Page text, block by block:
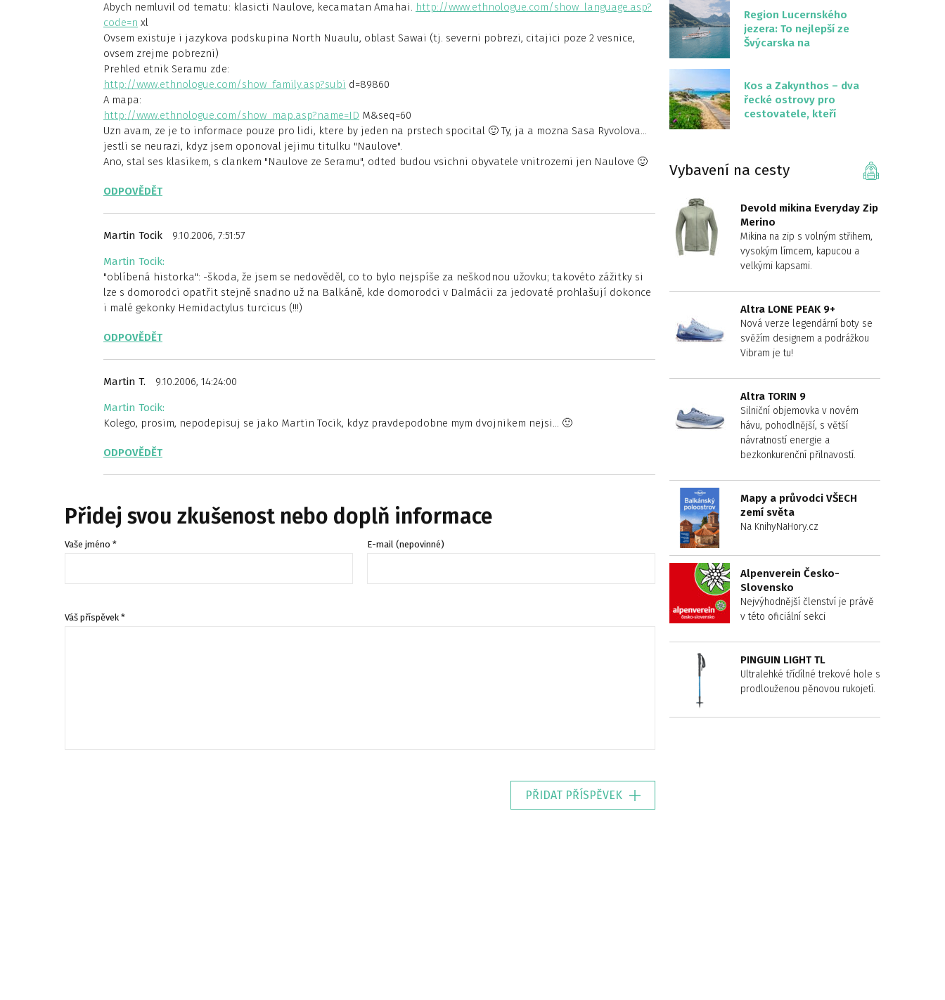
Abych nemluvil od tematu: klasicti Naulove, kecamatan Amahai. http://www.ethnologue.com/show_language.asp?
code=n xl
Ovsem existuje i jazykova podskupina North Nuaulu, oblast Sawai (tj. severni pobrezi, citajici poze 2 vesnice,
ovsem zrejme pobrezni)
Prehled etnik Seramu zde:
http://www.ethnologue.com/show_family.asp?subi d=89860
A mapa:
http://www.ethnologue.com/show_map.asp?name=ID M&seq=60
Uzn avam, ze je to informace pouze pro lidi, ktere by jeden na prstech spocital 🙂 Ty, ja a mozna Sasa Ryvolova…
jestli se neurazi, kdyz jsem oponoval jejimu titulku "Naulove".
Ano, stal ses klasikem, s clankem "Naulove ze Seramu", odted budou vsichni obyvatele vnitrozemi jen Naulove 🙂
ODPOVĚDĚT
Martin Tocik 9.10.2006, 7:51:57
Martin Tocik:
"oblíbená historka": -škoda, že jsem se nedověděl, co to bylo nejspíše za neškodnou užovku; takovéto zážitky si
lze s domorodci opatřit stejně snadno už na Balkáně, kde domorodci v Dalmácii za jedovaté prohlašují dokonce
i malé gekonky Hemidactylus turcicus (!!!)
ODPOVĚDĚT
Martin T. 9.10.2006, 14:24:00
Martin Tocik:
Kolego, prosim, nepodepisuj se jako Martin Tocik, kdyz pravdepodobne mym dvojnikem nejsi… 🙂
ODPOVĚDĚT
Přidej svou zkušenost nebo doplň informace
Vaše jméno * E-mail (nepovinné)
Váš příspěvek *
PŘIDAT PŘÍSPĚVEK
Region Lucernského
jezera: To nejlepší ze
Švýcarska na
Kos a Zakynthos – dva
řecké ostrovy pro
cestovatele, kteří
Vybavení na cesty
Devold mikina Everyday Zip
Merino
Mikina na zip s volným střihem,
vysokým límcem, kapucou a
velkými kapsami.
Altra LONE PEAK 9+
Nová verze legendární boty se
svěžím designem a podrážkou
Vibram je tu!
Altra TORIN 9
Silniční objemovka v novém
hávu, pohodlnější, s větší
návratností energie a
bezkonkurenční přilnavostí.
Mapy a průvodci VŠECH
zemí světa
Na KnihyNaHory.cz
Alpenverein Česko-
Slovensko
Nejvýhodnější členství je právě
v této oficiální sekci
PINGUIN LIGHT TL
Ultralehké třídílné trekové hole s
prodlouženou pěnovou rukojetí.